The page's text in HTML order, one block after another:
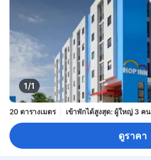
1/1
20 ตารางเมตร เข้าพักได้สูงสุด: ผู้ใหญ่ 3 คน
ดูราคา